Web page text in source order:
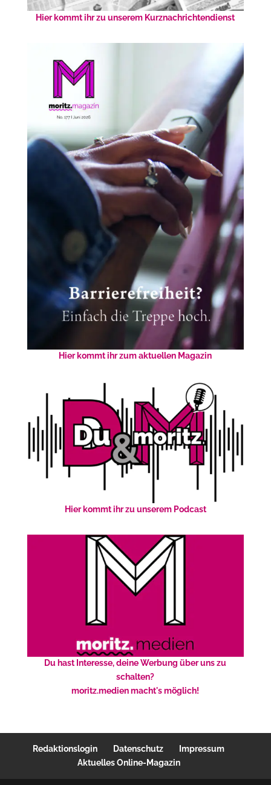
Hier kommt ihr zu unserem Kurznachrichtendienst
Hier kommt ihr zum aktuellen Magazin
Hier kommt ihr zu unserem Podcast
Du hast Interesse, deine Werbung über uns zu
schalten?
moritz.medien macht's möglich!
Redaktionslogin Datenschutz
Impressum
Aktuelles Online-Magazin